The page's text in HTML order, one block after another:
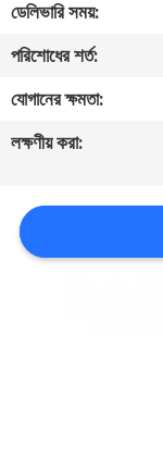
যোগাযোগ
করুন
উদ্ধৃতির
আবেদন
ডেলিভারি সময়:
পরিশোধের শর্ত:
যোগানের ক্ষমতা:
লক্ষণীয় করা: